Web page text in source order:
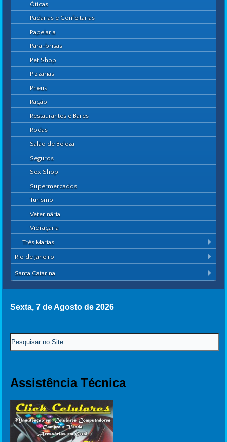
Óticas
Padarias e Confeitarias
Papelaria
Para-brisas
Pet Shop
Pizzarias
Pneus
Ração
Restaurantes e Bares
Rodas
Salão de Beleza
Seguros
Sex Shop
Supermercados
Turismo
Veterinária
Vidraçaria
Três Marias
Rio de Janeiro
Santa Catarina
Sexta, 7 de Agosto de 2026
Assistência Técnica